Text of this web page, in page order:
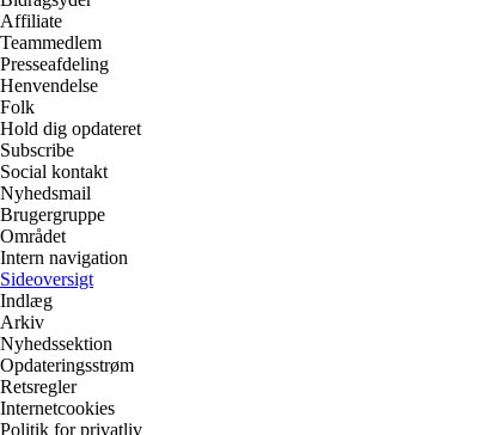
Affiliate
Teammedlem
Presseafdeling
Henvendelse
Folk
Hold dig opdateret
Subscribe
Social kontakt
Nyhedsmail
Brugergruppe
Området
Intern navigation
Sideoversigt
Indlæg
Arkiv
Nyhedssektion
Opdateringsstrøm
Retsregler
Internetcookies
Politik for privatliv